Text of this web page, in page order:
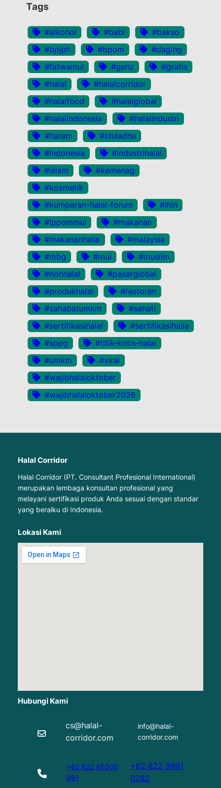
Tags
#alkohol #babi
#bakso
#bpjph
#bpom
#daging
#fatwamui
#genz
#gratis
#halal
#halalcorridor
#halalfood
#halalglobal
#halalindonesia
#halalindustri
#haram
#iduladha
#indonesia
#industrihalal
#islam
#kemenag
#kosmetik
#kumparan-halal-forum
#lhln
#lppommui
#makanan
#makananhalal
#malaysia
#mbg
#mui
#muslim
#nonhalal
#pasarglobal
#produkhalal
#restoran
#sahabatumkm
#sehati
#sertifikasihalal
#sertifikasihalla
#sppg
#titik-kritis-halal
#umkm
#viral
#wajibhalaloktober
#wajibhalaloktober2026
Halal Corridor
Halal Corridor (PT. Consultant Profesional International)
merupakan lembaga konsultan profesional yang
melayani sertifikasi produk Anda sesuai dengan standar
yang beralku di Indonesia.
Lokasi Kami
Hubungi Kami
cs@halal-
corridor.com
info@halal-
corridor.com
+62 822 45000
991
+62 822 9991
0282